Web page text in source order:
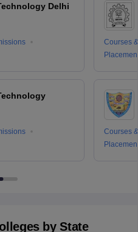
Delhi
Courses
Courses
by State